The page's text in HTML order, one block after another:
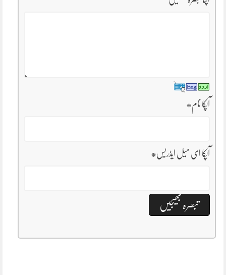
آپکا نام*
آپکا ای میل ایڈریس*